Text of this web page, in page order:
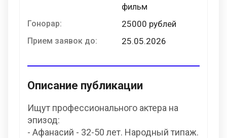
фильм
Гонорар: 25000 рублей
Прием заявок до: 25.05.2026
Описание публикации
Ищут профессионального актера на
эпизод:
- Афанасий - 32-50 лет. Народный типаж.